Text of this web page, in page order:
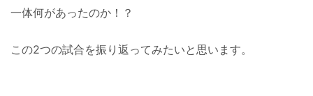
一体何があったのか！？
この2つの試合を振り返ってみたいと思います。